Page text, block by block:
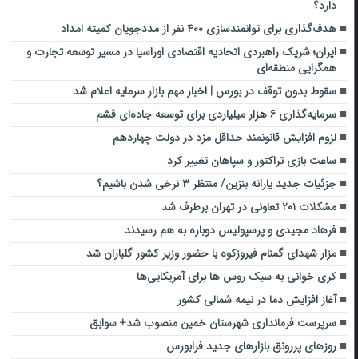
دارد؟
هدف‌گذاری برای توانمندسازی ۴۰۰ نفر از مددجویان کمیته امداد
ایران؛ شریک راهبردی اتحادیه اقتصادی اوراسیا در مسیر توسعه تجارت و
همگرایی منطقه‌ای
سقوط بدون توقف در بورس | اخبار مهم بازار سرمایه اعلام شد
سرمایه‌گذاری ۶ هزار میلیاردی برای توسعه جاده‌ای قشم
لزوم افزایش قانونمند حداقل مزد در دولت چهاردهم
ساعت بازی تراکتور و سپاهان تغییر کرد
جزئیات جدید یارانه بنزین/ منتظر ۳ نرخی شدن باشیم؟
مشکلات ۲۰۱ تعاونی در تهران برطرف شد
فرهاد مجیدی و پرسپولیس دوباره به هم رسیدند
مزار شهدای گمنام فیروزکوه با حضور وزیر کشور گلباران شد
کری خوانی به سبک روس ها برای آمریکایی‌ها
آغاز افزایش دما در نیمه شمالی کشور
سرپرست فرمانداری شهرستان خمین منصوب شد+ سوابق
روزهای پررونق بازارهای جدید فرابورس